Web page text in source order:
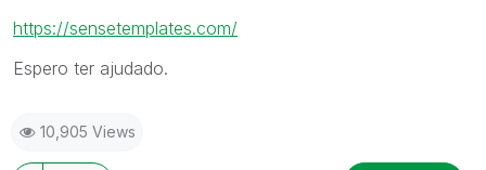
https://sensetemplates.com/
Espero ter ajudado.
10,905 Views